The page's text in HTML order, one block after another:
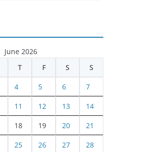
June 2026
T F S S
4 5 6 7
11 12 13 14
18 19 20 21
25 26 27 28